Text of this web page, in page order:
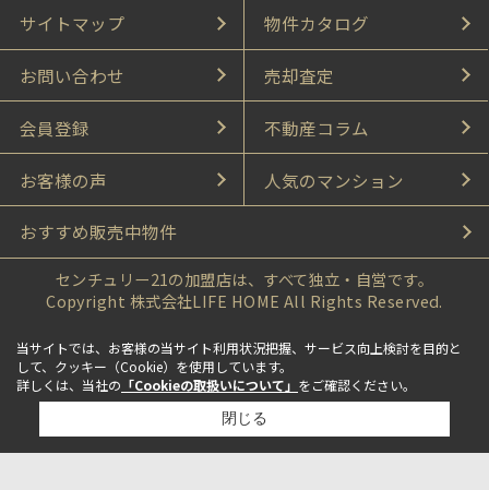
サイトマップ 物件カタログ
お問い合わせ 売却査定
会員登録 不動産コラム
お客様の声 人気のマンション
おすすめ販売中物件
センチュリー21の加盟店は、すべて独立・自営です。
Copyright 株式会社LIFE HOME All Rights Reserved.
当サイトでは、お客様の当サイト利用状況把握、サービス向上検討を目的と
して、クッキー（Cookie）を使用しています。
詳しくは、当社の 「Cookieの取扱いについて」 をご確認ください。
閉じる